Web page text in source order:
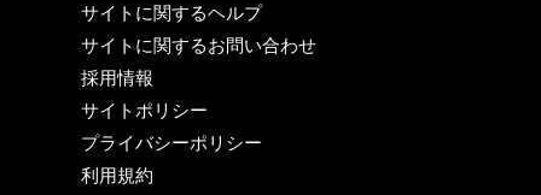
サイトに関するヘルプ
サイトに関するお問い合わせ
採用情報
サイトポリシー
プライバシーポリシー
利用規約